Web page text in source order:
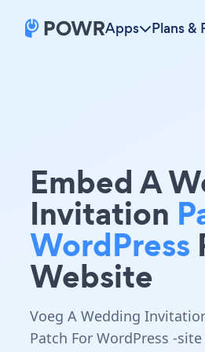
Apps Plans &
Embed A
Invitation
WordPress
Website
Voeg A Wedding
Patch For WordPress -